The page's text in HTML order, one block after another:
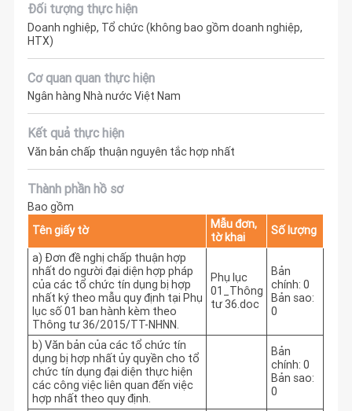
Đối tượng thực hiện
Doanh nghiệp, Tổ chức (không bao gồm doanh nghiệp,
HTX)
Cơ quan quan thực hiện
Ngân hàng Nhà nước Việt Nam
Kết quả thực hiện
Văn bản chấp thuận nguyên tắc hợp nhất
Thành phần hồ sơ
Bao gồm
Tên giấy tờ
Mẫu đơn,
tờ khai
Số lượng
a) Đơn đề nghị chấp thuận hợp
nhất do người đại diện hợp pháp
của các tổ chức tín dụng bị hợp
nhất ký theo mẫu quy định tại Phụ
lục số 01 ban hành kèm theo
Thông tư 36/2015/TT-NHNN.
Phụ lục
01_Thông
tư 36.doc
Bản
chính: 0
Bản sao:
0
b) Văn bản của các tổ chức tín
dụng bị hợp nhất ủy quyền cho tổ
chức tín dụng đại diện thực hiện
các công việc liên quan đến việc
hợp nhất theo quy định.
Bản
chính: 0
Bản sao:
0